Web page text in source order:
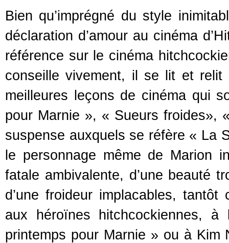
Bien qu’imprégné du style
déclaration d’amour au cinéma
référence sur le cinéma
conseille vivement, il se lit et relit
meilleures leçons de cinéma qui
pour Marnie », « Sueurs froides»,
suspense auxquels se réfère « La
le personnage même de Marion
fatale ambivalente, d’une beauté
d’une froideur implacables,
aux héroïnes hitchcockiennes,
printemps pour Marnie » ou à Kim